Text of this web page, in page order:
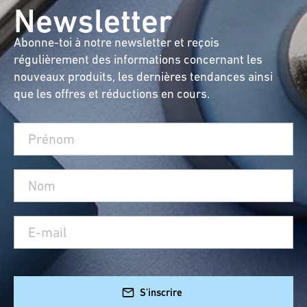
Newsletter
Abonne-toi à notre newsletter et reçois
régulièrement des informations concernant les
nouveaux produits, les dernières tendances ainsi
que les offres et réductions en cours.
S'inscrire